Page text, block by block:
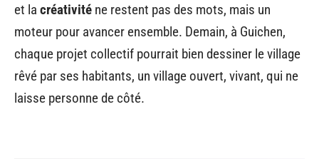
et la créativité ne restent pas des mots, mais un
moteur pour avancer ensemble. Demain, à Guichen,
chaque projet collectif pourrait bien dessiner le village
rêvé par ses habitants, un village ouvert, vivant, qui ne
laisse personne de côté.